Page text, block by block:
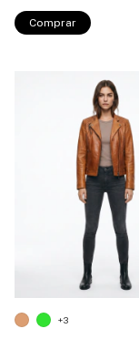
Comprar
+3